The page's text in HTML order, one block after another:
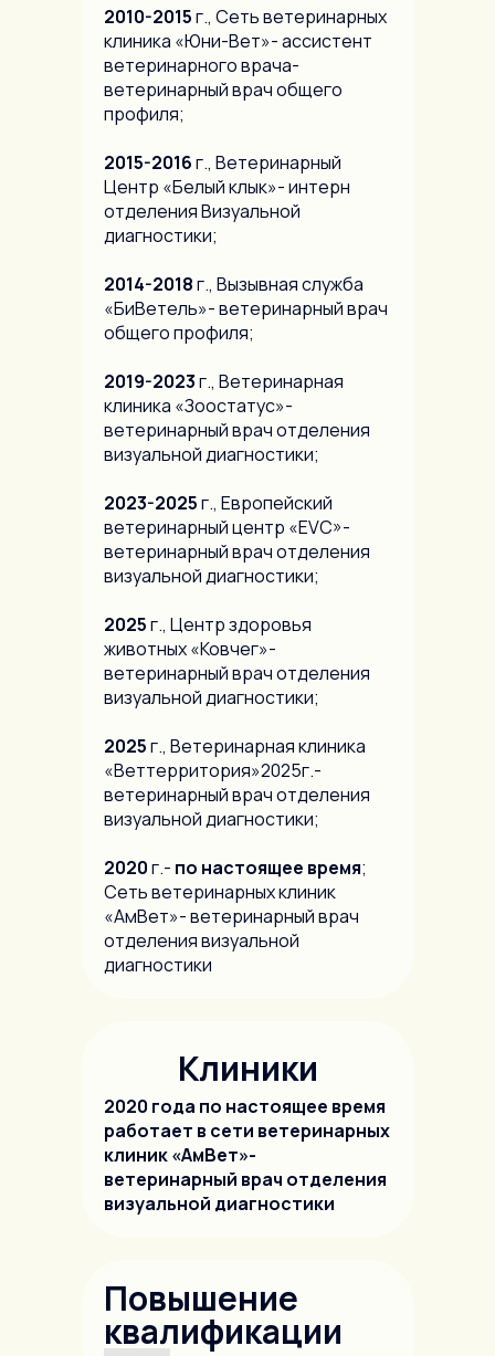
2010-2015г., Сеть ветеринарных
клиника «Юни-Вет»- ассистент
ветеринарного врача-
ветеринарный врач общего
профиля;
2015-2016г., Ветеринарный
Центр «Белый клык»- интерн
отделения Визуальной
диагностики;
2014-2018г., Вызывная служба
«БиВетель»- ветеринарный врач
общего профиля;
2019-2023г., Ветеринарная
клиника «Зоостатус»-
ветеринарный врач отделения
визуальной диагностики;
2023-2025г., Европейский
ветеринарный центр «EVC»-
ветеринарный врач отделения
визуальной диагностики;
2025г., Центр здоровья
животных «Ковчег»-
ветеринарный врач отделения
визуальной диагностики;
2025г., Ветеринарная клиника
«Веттерритория»2025г.-
ветеринарный врач отделения
визуальной диагностики;
2020г.- по настоящее время;
Сеть ветеринарных клиник
«АмВет»- ветеринарный врач
отделения визуальной
диагностики
Клиники
2020 года по настоящее время
работает в сети ветеринарных
клиник «АмВет»-
ветеринарный врач отделения
визуальной диагностики
Повышение
квалификации